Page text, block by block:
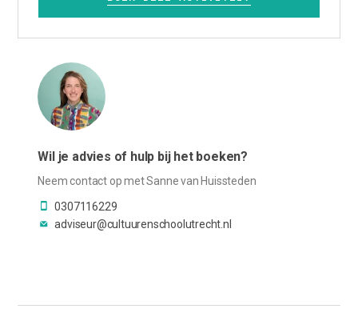
Wil je advies of hulp bij het boeken?
Neem contact op met Sanne van Huissteden
0307116229
adviseur@cultuurenschoolutrecht.nl